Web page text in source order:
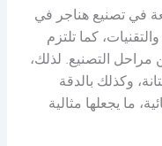
في تصنيع هناجر في
كما تلتزم
التصنيع. لذلك،
وكذلك بالدقة
ما يجعلها مثالية